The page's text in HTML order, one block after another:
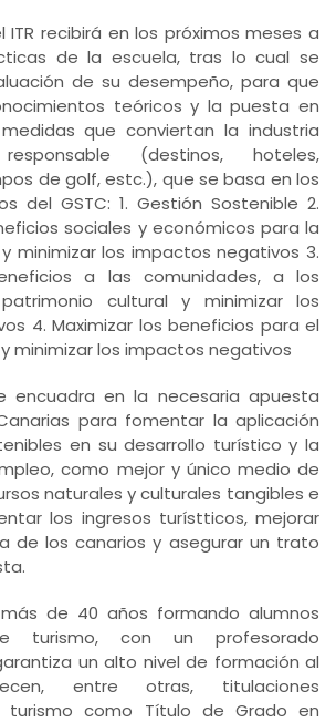
recibirá en los próximos meses a
de la escuela, tras lo cual se
de su desempeño, para que
teóricos y la puesta en
que conviertan la industria
(destinos, hoteles,
de golf, estc.), que se basa en los
del GSTC: 1. Gestión Sostenible 2.
sociales y económicos para la
minimizar los impactos negativos 3.
a las comunidades, a los
cultural y minimizar los
4. Maximizar los beneficios para el
minimizar los impactos negativos
encuadra en la necesaria apuesta
para fomentar la aplicación
en su desarrollo turístico y la
como mejor y único medio de
naturales y culturales tangibles e
los ingresos turístticos, mejorar
de los canarios y asegurar un trato
más de 40 años formando alumnos
turismo, con un profesorado
un alto nivel de formación al
entre otras, titulaciones
turismo como Título de Grado en